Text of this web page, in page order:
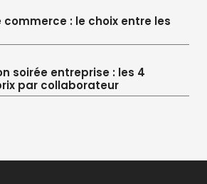
: le choix entre les
soirée entreprise : les 4
par collaborateur